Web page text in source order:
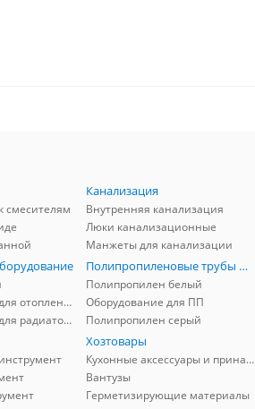
смесителям
Канализация
Внутренняя канализация
Люки канализационные
Манжеты для канализации
Комплектующие для отопления
Комплектующие для радиаторов
Полипропиленовые трубы и фитинги
Полипропилен белый
Оборудование для ПП
Полипропилен серый
Хозтовары
Кухонные аксессуары и принадлежности
Вантузы
Герметизирующие материалы